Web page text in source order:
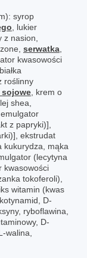
syrop
, lukier
z nasion,
serwatka
kwasowości
roślinny
sojowe , krem o
shea,
z papryki)],
ekstrudat
kukurydza, mąka
(lecytyna
kwasowości
tokoferoli),
witamin (kwas
D-
ryboflawina,
D-
walina,